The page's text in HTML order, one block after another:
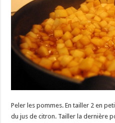
Peler les pommes. En tailler 2 en
du jus de citron. Tailler la dernière